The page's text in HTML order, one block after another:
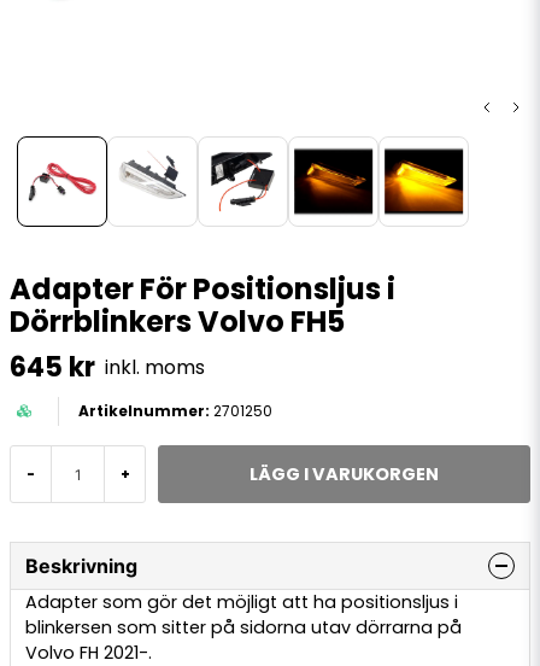
Adapter För Positionsljus i
Dörrblinkers Volvo FH5
645 kr inkl. moms
2701250
- + LÄGG I VARUKORGEN
Beskrivning
Adapter som gör det möjligt att ha positionsljus i
blinkersen som sitter på sidorna utav dörrarna på
Volvo FH 2021-.